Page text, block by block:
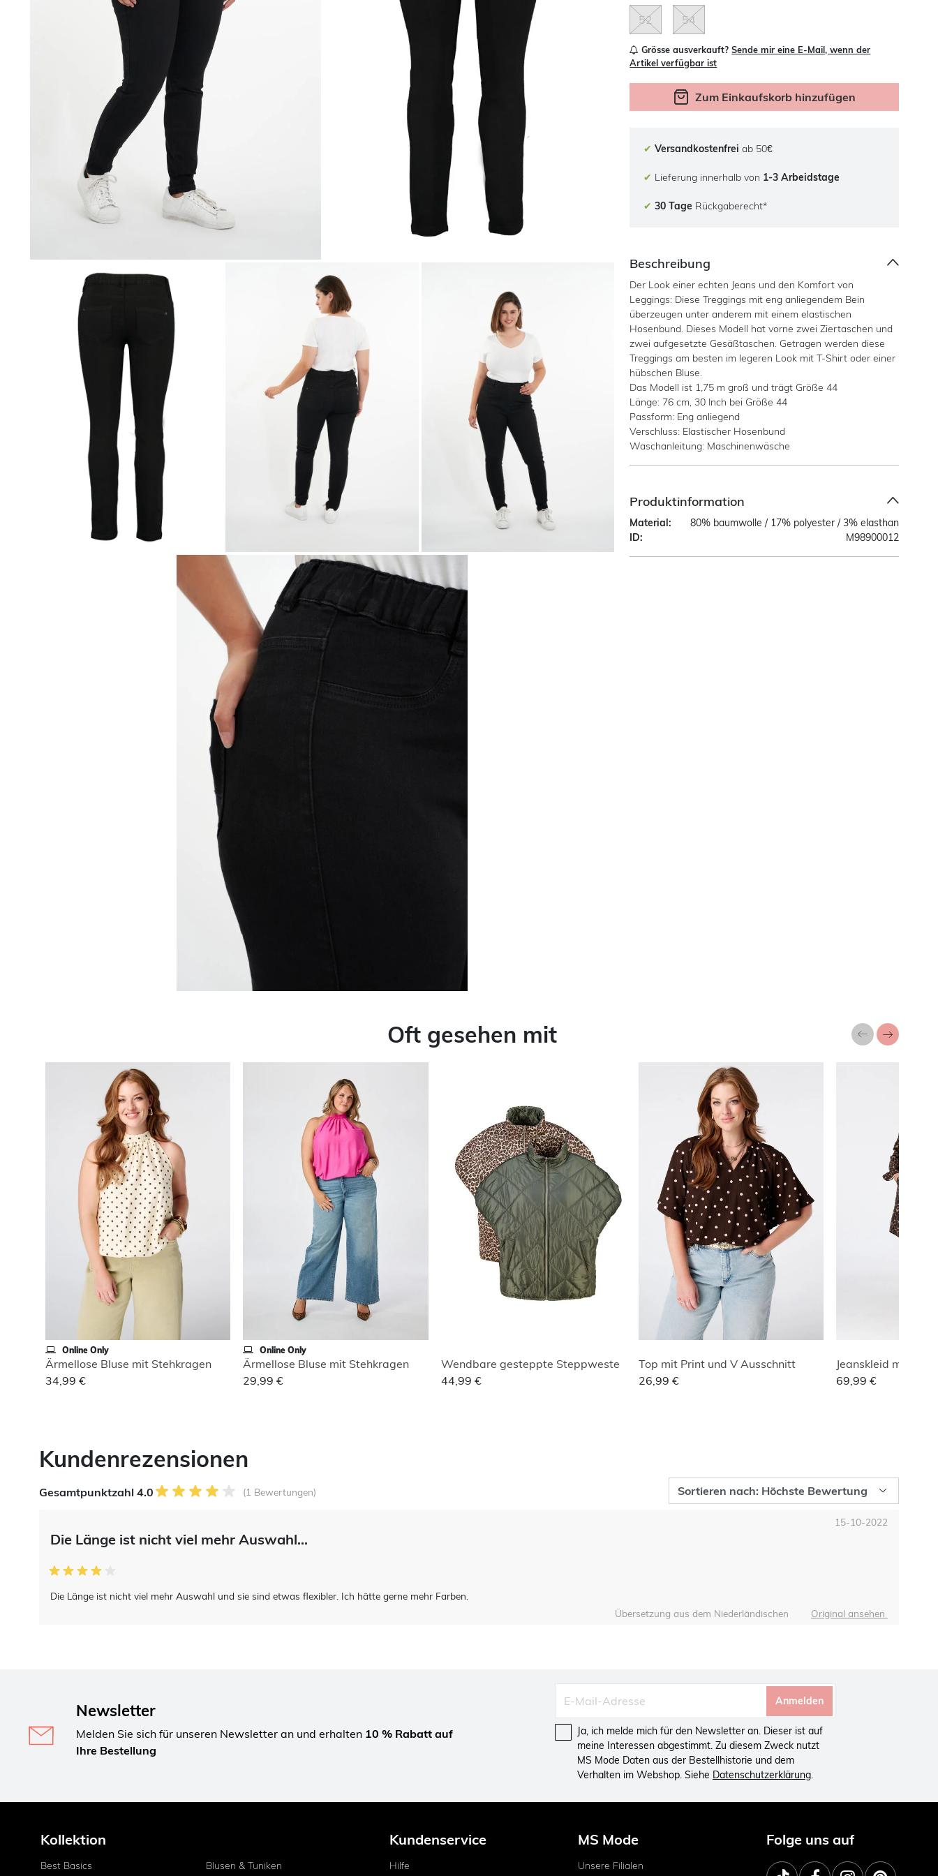
52 54
Grösse ausverkauft?Sende mir eine E-Mail, wenn der
Artikel verfügbar ist
Zum Einkaufskorb hinzufügen
✔ Versandkostenfrei ab 50€
✔ Lieferung innerhalb von 1-3 Arbeidstage
✔ 30 Tage Rückgaberecht*
Beschreibung
Der Look einer echten Jeans und den Komfort von
Leggings: Diese Treggings mit eng anliegendem Bein
überzeugen unter anderem mit einem elastischen
Hosenbund. Dieses Modell hat vorne zwei Ziertaschen und
zwei aufgesetzte Gesäßtaschen. Getragen werden diese
Treggings am besten im legeren Look mit T-Shirt oder einer
hübschen Bluse.
Das Modell ist 1,75 m groß und trägt Größe 44
Länge: 76 cm, 30 Inch bei Größe 44
Passform: Eng anliegend
Verschluss: Elastischer Hosenbund
Waschanleitung: Maschinenwäsche
Produktinformation
Material:
80% baumwolle / 17% polyester / 3% elasthan
ID:
M98900012
Oft gesehen mit
Online Only
Ärmellose Bluse mit Stehkragen
34,99 €
Online Only
Ärmellose Bluse mit Stehkragen
29,99 €
Wendbare gesteppte Steppweste
44,99 €
Top mit Print und V Ausschnitt
26,99 €
Jeanskleid mit
69,99 €
Kundenrezensionen
Gesamtpunktzahl 4.0 (1 Bewertungen)
Die Länge ist nicht viel mehr Auswahl...
Die Länge ist nicht viel mehr Auswahl und sie sind etwas flexibler. Ich hätte gerne mehr Farben.
15-10-2022
Übersetzung aus dem Niederländischen Original ansehen
Newsletter
Melden Sie sich für unseren Newsletter an und erhalten 10 % Rabatt auf
Ihre Bestellung
Anmelden
Ja, ich melde mich für den Newsletter an. Dieser ist auf
meine Interessen abgestimmt. Zu diesem Zweck nutzt
MS Mode Daten aus der Bestellhistorie und dem
Verhalten im Webshop. Siehe Datenschutzerklärung.
Kollektion
Best Basics Blusen & Tuniken
Kundenservice
Hilfe
MS Mode
Unsere Filialen
Folge uns auf